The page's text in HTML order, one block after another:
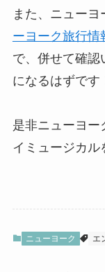
また、ニュー
ーヨーク旅行情
で、併せて確認
になるはずです
是非ニューヨー
イミュージカル
ニューヨーク エ